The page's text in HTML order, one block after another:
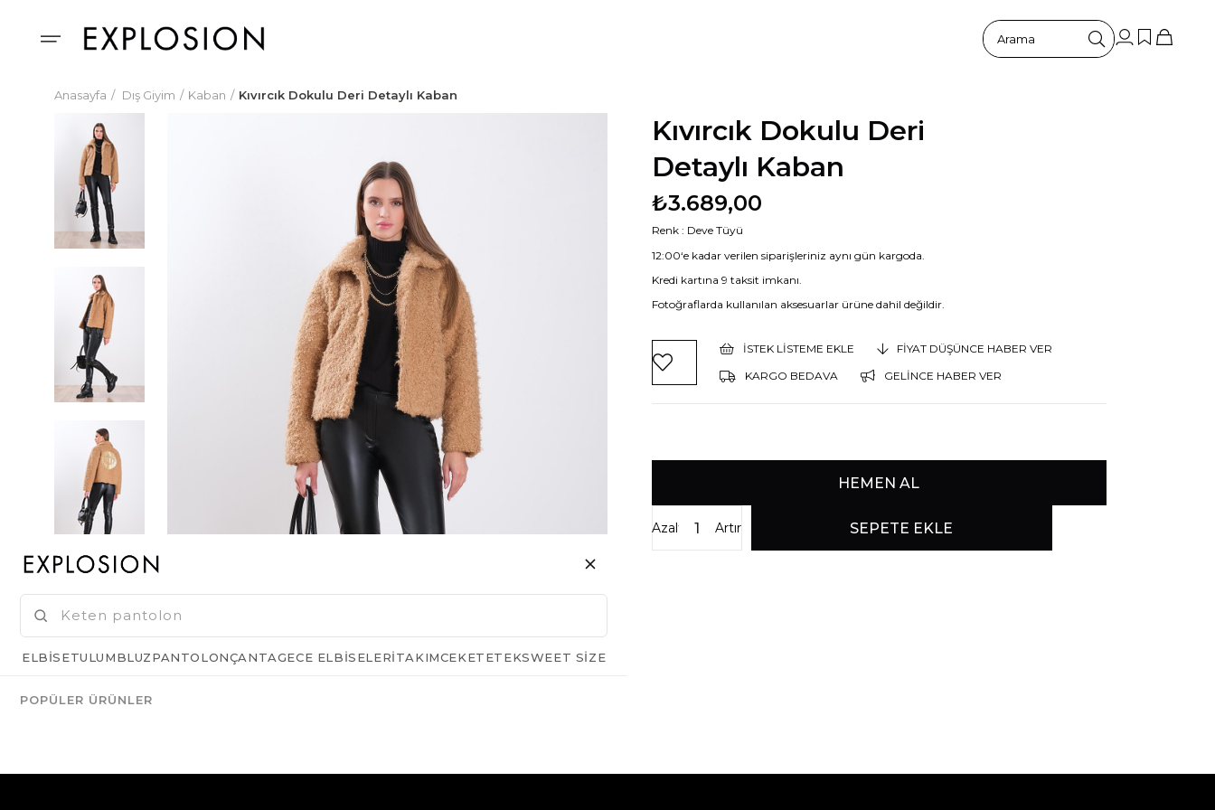
Anasayfa Dış Giyim Kaban Kıvırcık Dokulu Deri Detaylı Kaban
Kıvırcık Dokulu Deri
Detaylı Kaban
₺3.689,00
Renk : Deve Tüyü
12:00‘e kadar verilen siparişleriniz aynı gün kargoda.
Kredi kartına 9 taksit imkanı.
Fotoğraflarda kullanılan aksesuarlar ürüne dahil değildir.
İSTEK LISTEME EKLE
FIYAT DÜŞÜNCE HABER VER
KARGO BEDAVA
GELINCE HABER VER
Artır
Azalt
ELBISETULUMBLUZPANTOLONÇANTAGECE ELBISELERITAKIMCEKETETEKSWEET SIZE
POPÜLER ÜRÜNLER